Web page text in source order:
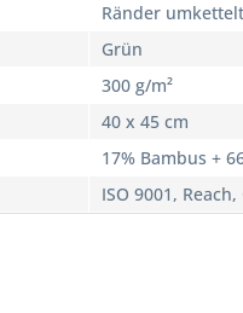
Ränder umkettelt
Grün
300 g/m²
40 x 45 cm
17% Bambus +
ISO 9001,